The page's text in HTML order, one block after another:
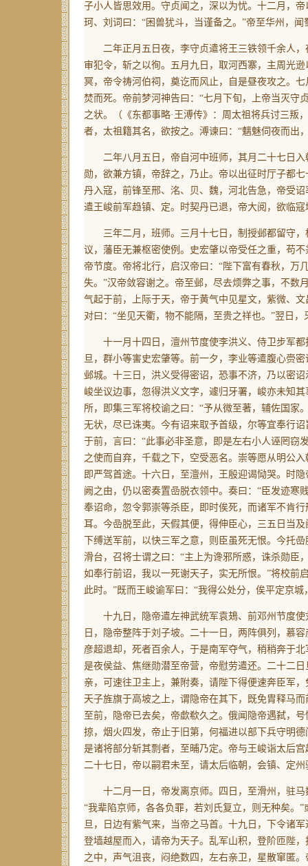
子小人皆思效用。守贞闻之，深以为忧。十二月，
珂、刘词曰：“困兽犹斗，当谨备之。”帝至华州，闻
二年正月五日夜，李守贞遣将王三铁领千余人，
审犯令，斩之以徇。五月九日，取河西寨，主周光
冥，帝令祷河伯祠，奠讫而风止，自是昼夜攻之。
焚而死。帝前梦河神告曰：“七月下旬，上帝当灭守
之状。
（《东都事略·王溥传》：周太祖将兵讨三
者，太祖籍其名，欲按之。溥谏曰：“魑魅伺夜而出
二年八月五日，帝自河中班师，其月二十七日入
勋，欲兼方镇，帝辞之，乃止。帝以出征时厅子都
丹入寇，前锋至邢、洺、贝、魏，河北告急，帝受
遣王峻前军趋镇、定。时契丹已退，帝大阅，欲临
三年二月，班师。三月十七日，制授邺都留守，
议，藩臣无兼枢密使例。史宏肇以帝受任之重，苟
帝节度。帝将北行，启汉帝曰：“陛下富有春秋，万
失。”汉帝敛容谢之。帝至邺，尽去烦弊之事，不数
气起于前，上际于天，帝于黄气中见星文，紫微、
对曰：“坐见天衢，物不能隔，至贵之祥也。”翌日
十一月十四日，澶州节度使李洪义、侍卫步军都
旦，群小等害史宏肇等。前一夕，李业等遣腹心赍
邺城。十三日，洪义受得密诏，恐事不济，乃以密
峻坐议边事，忽得洪义文字，遽归牙署，峻亦未知
所，即集三军将校谕之曰：“予从微至著，辅佐国家
无状，尽已诛夷。今有诏来取予首级，尔等宜奉行
于前，言曰：“此事必非圣意，即是左右小人诬罔窃
之使而自弃，千载之下，空受恶名。崇等愿从明公
即严驾首途。十六日，至澶州，王殷迎谒恸哭。时
阙之由，仍以密奏置嵒脱衣领中。奏曰：“臣发迹寒
奉诏命，忽令郭崇等杀臣，即时俟死，而诸军不肯
耳。今嵒脱至此，天假其便，得伸臣心，三五日当
下缚送军前，以快三军之意，则臣虽死无恨。今托
滑台，召将士谓之曰：“主上为谗邪所惑，诛杀勋臣
如奉行前诏，我以一死谢天子，实无所恨。”将校前
此时。”既而王峻谕军曰：“我得公处分，俟平定京
十九日，隐帝遣左神武统军袁鳷、前邓州节度使
日，隐帝整阵于刘子坡。二十一日，两阵俱列，慕
彦超退却，死者百余人，于是南军夺气，稍稍奔于
是夜侯益、焦继勋潜至帝营，帝慰劳遣还。二十二
亲，可速往卫主上，兼附奏，请陛下得便速奔臣军
天子旌旗于高坡之上，谓隐帝在其下，既免胄释马
至前，隐帝已去矣，帝歔欷久之。俄闻隐帝遇弑，
掠，烟火四发，帝止于旧第，何福进以部下兵守明
是诸将部分斩其剽者，至晡乃定。帝与王峻诣太后
二十七日，帝以嗣君未至，请太后临朝，会镇、定
十二月一日，帝发离京师。四日，至滑州，驻马
“我辈陷京师，各各负罪，若刘氏复立，则无种矣。
旦，日边有紫气来，当帝之马首。十九日，下令诸
登墙越屋而入，请帝为天子。乱军山积，登阶匝陛
之中，声气沮丧，闷绝数四，左右亲卫，星散窜匿